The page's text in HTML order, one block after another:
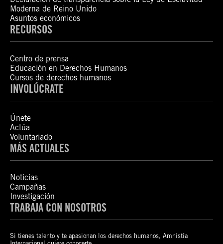
Moderna de Reino Unido
Asuntos económicos
RECURSOS
Centro de prensa
Educación en Derechos Humanos
Cursos de derechos humanos
INVOLÚCRATE
Únete
Actúa
Voluntariado
MÁS ACTUALES
Noticias
Campañas
Investigación
TRABAJA CON NOSOTROS
Si tienes talento y te apasionan los derechos humanos, Amnistía